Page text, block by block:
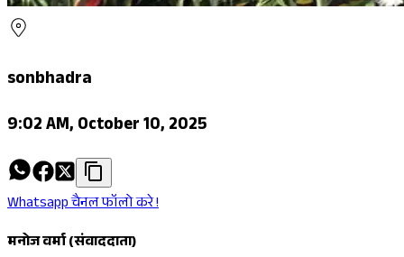
sonbhadra
9:02 AM, October 10, 2025
Whatsapp चैनल फॉलो करे !
मनोज वर्मा (संवाददाता)